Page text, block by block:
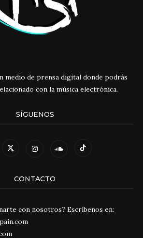
medio de prensa digital donde podrás
con la música electrónica.
SÍGUENOS
CONTACTO
con nosotros? Escríbenos en: